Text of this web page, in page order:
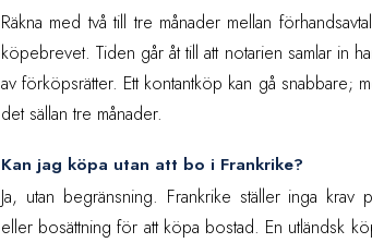
Räkna med två till tre månader mellan
köpebrevet. Tiden går åt till att notarien samlar in
av förköpsrätter. Ett kontantköp kan gå snabbare;
det sällan tre månader.
Kan jag köpa utan att bo i Frankrike?
Ja, utan begränsning. Frankrike ställer inga krav
eller bosättning för att köpa bostad. En utländsk